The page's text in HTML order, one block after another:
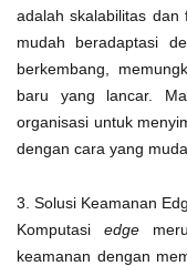
adalah skalabilitas
mudah beradaptasi
berkembang,
baru yang lancar.
organisasi untuk
dengan cara yang
3. Solusi Keamanan
Komputasi edge
keamanan dengan